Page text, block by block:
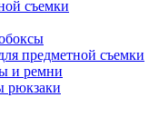
съемки
предметной съемки
и ремни
рюкзаки